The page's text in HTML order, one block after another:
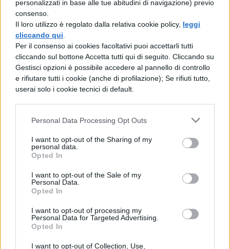
personalizzati in base alle tue abitudini di navigazione) previo
consenso.
Il loro utilizzo è regolato dalla relativa cookie policy, leggi
cliccando qui
Per il consenso ai cookies facoltativi puoi accettarli tutti
cliccando sul bottone Accetta tutti qui di seguito. Cliccando su
Gestisci opzioni è possibile accedere al pannello di controllo
e rifiutare tutti i cookie (anche di profilazione); Se rifiuti tutto,
userai solo i cookie tecnici di default.
Personal Data Processing Opt Outs
I want to opt-out of the Sharing of my
personal data.
Opted In
I want to opt-out of the Sale of my
Personal Data.
Opted In
I want to opt-out of processing my
Personal Data for Targeted Advertising.
Opted In
I want to opt-out of Collection, Use,
Inoltre è dotato di ben due uscite, una
USB-C da 20We unaUSB-A da 10W.
Questo ti permetterà di collegare due
dispositivi e caricarli
contemporaneamente, risparmiando
da sovraccarico,surriscaldamento
e
cortocircuito,il che garantisce piena
sicurezza a ciò che collegherai.
[affiliate_generic type=”button”
url=”https://www.amazon.it/dp/B09M6DFV
LM/” text=”Acquista il caricabatterie da
30W su Amazon”]